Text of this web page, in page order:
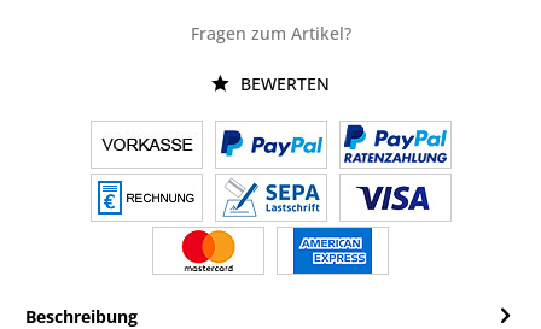
Fragen zum Artikel?
BEWERTEN
Beschreibung